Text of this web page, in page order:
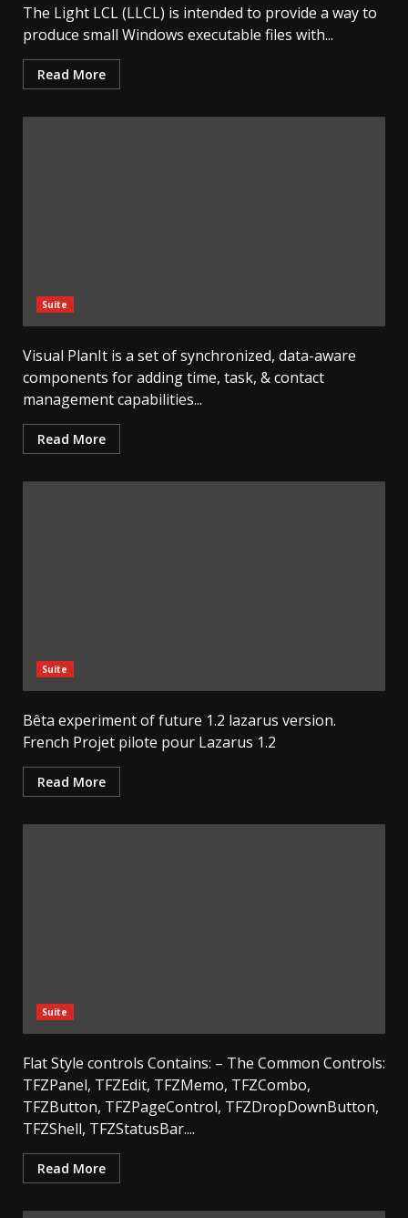
The Light LCL (LLCL) is intended to provide a way to
produce small Windows executable files with...
Read More
Suite
Visual PlanIt is a set of synchronized, data-aware
components for adding time, task, & contact
management capabilities...
Read More
Suite
Bêta experiment of future 1.2 lazarus version.
French Projet pilote pour Lazarus 1.2
Read More
Suite
Flat Style controls Contains: – The Common Controls:
TFZPanel, TFZEdit, TFZMemo, TFZCombo,
TFZButton, TFZPageControl, TFZDropDownButton,
TFZShell, TFZStatusBar....
Read More